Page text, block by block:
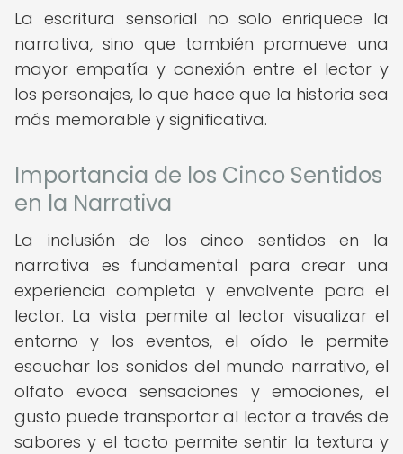
La escritura sensorial no solo enriquece la
narrativa, sino que también promueve una
mayor empatía y conexión entre el lector y
los personajes, lo que hace que la historia sea
más memorable y significativa.
Importancia de los Cinco Sentidos
en la Narrativa
La inclusión de los cinco sentidos en la
narrativa es fundamental para crear una
experiencia completa y envolvente para el
lector. La vista permite al lector visualizar el
entorno y los eventos, el oído le permite
escuchar los sonidos del mundo narrativo, el
olfato evoca sensaciones y emociones, el
gusto puede transportar al lector a través de
sabores y el tacto permite sentir la textura y